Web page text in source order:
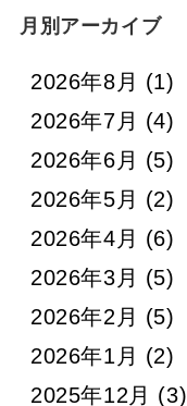
月別アーカイブ
2026年8月 (1)
2026年7月 (4)
2026年6月 (5)
2026年5月 (2)
2026年4月 (6)
2026年3月 (5)
2026年2月 (5)
2026年1月 (2)
2025年12月 (3)